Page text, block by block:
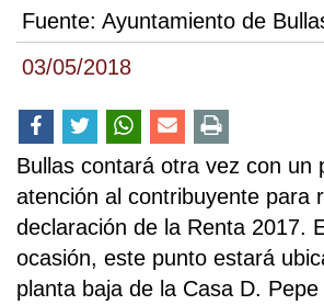
03/05/2018
Fuente: Ayuntamiento de
Bullas contará otra vez con un
atención al contribuyente para
declaración de la Renta 2017.
ocasión, este punto estará
planta baja de la Casa D. Pepe